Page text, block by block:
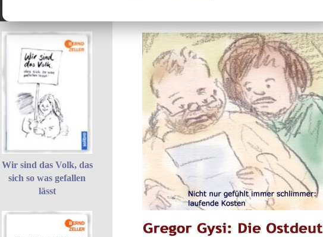
Wir sind das Volk, das
sich so was gefallen
lässt